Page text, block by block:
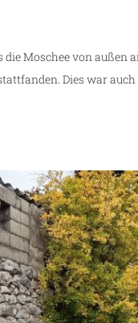
Moschee von außen
Dies war